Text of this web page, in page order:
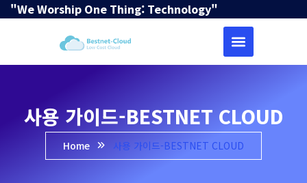
"We Worship One Thing: Technology"
사용 가이드-BESTNET CLOUD
Home 사용 가이드-BESTNET CLOUD